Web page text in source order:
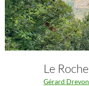
Gérard Drevon